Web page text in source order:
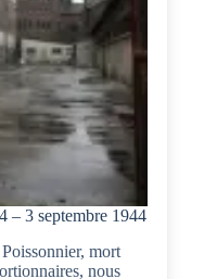
– 3 septembre 1944
mort
nous